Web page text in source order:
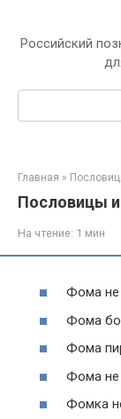
контенту
Российский
Поиск:
Главная »
Пословицы
На чтение: 1 мин
Фома не
Фома
Фома
Фома не
Фомка